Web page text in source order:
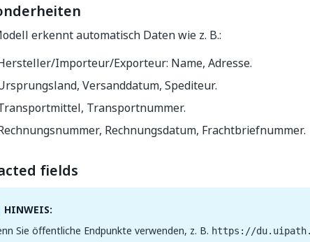
erkennt automatisch Daten wie z. B.:
Importeur/Exporteur: Name, Adresse.
Versanddatum, Spediteur.
Transportnummer.
Rechnungsdatum, Frachtbriefnummer.
fields
HINWEIS:
Sie öffentliche Endpunkte verwenden, z. B. https://